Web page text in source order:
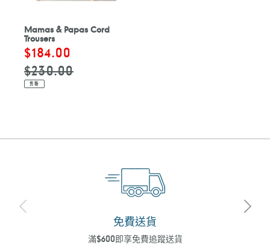
Mamas & Papas Cord
Trousers
售
價
$184.00
$230.00
售罄
免費送貨
滿$600即享免費追蹤送貨